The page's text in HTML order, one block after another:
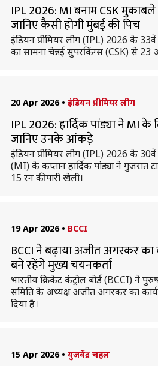
IPL 2026: MI बनाम CSK
जानिए कैसी होगी मुंबई की पिच
इंडियन प्रीमियर लीग (IPL) 2026 के
का सामना चेन्नई सुपरकिंग्स (CSK) से 23
20 Apr 2026 • इंडियन प्रीमियर लीग
IPL 2026: हार्दिक पांड्या ने MI
जानिए उनके आंकड़े
इंडियन प्रीमियर लीग (IPL) 2026 के
(MI) के कप्तान हार्दिक पांड्या ने गुजरात
15 रन की पारी खेली।
19 Apr 2026 • BCCI
BCCI ने बढ़ाया अजीत अगरकर
बने रहेंगे मुख्य चयनकर्ता
भारतीय क्रिकेट कंट्रोल बोर्ड (BCCI) ने
समिति के अध्यक्ष अजीत अगरकर का
दिया है।
15 Apr 2026 • युजवेंद्र चहल